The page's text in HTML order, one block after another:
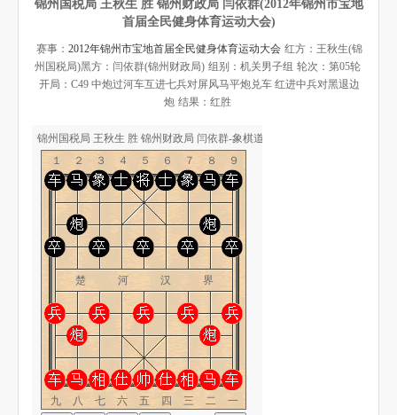
象棋棋谱
残局破解
象棋小游戏
锦州国税局 王秋生 胜 锦州财政局 闫依群(2012年锦州市宝地
首届全民健身体育运动大会)
赛事： 2012年锦州市宝地首届全民健身体育运动大会 红方：王秋生(锦
州国税局)黑方：闫依群(锦州财政局) 组别：机关男子组 轮次：第05轮
开局：C49 中炮过河车互进七兵对屏风马平炮兑车 红进中兵对黑退边
炮 结果：红胜
锦州国税局 王秋生 胜 锦州财政局 闫依群-象棋道
１２３４５６７８９
楚 河 汉 界
九八七六五四三二一